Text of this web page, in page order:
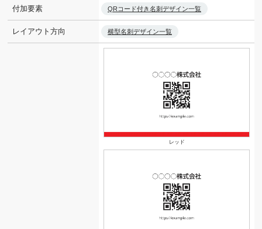
付加要素 QRコード付き名刺デザイン一覧
レイアウト方向 横型名刺デザイン一覧
レッド